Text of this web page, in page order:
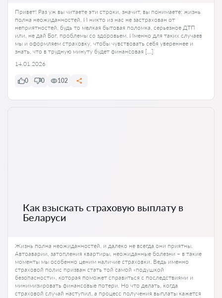
Привет! Раз уж вы читаете эти строки, значит, вы понимаете: жизнь
полна неожиданностей. И никто из нас не застрахован от
неприятностей, будь то мелкая бытовая поломка, серьезное ДТП
или, не дай Бог, проблемы со здоровьем. Именно для таких случаев
мы и оформляем страховку, чтобы чувствовать себя увереннее и
знать, что в трудную минуту будет финансовая […]
14.01.2026
0 0 102
Как взыскать страховую выплату в
Беларуси
Жизнь полна неожиданностей, и далеко не всегда они приятны.
Автоаварии, затопления квартиры, неожиданные болезни – в такие
моменты мы особенно ценим наличие страховки. Ведь именно
страховой полис призван стать той самой «подушкой
безопасности», которая поможет справиться с последствиями и
минимизировать финансовые потери. Но что делать, когда
страховой случай наступил, а процесс получения выплаты кажется